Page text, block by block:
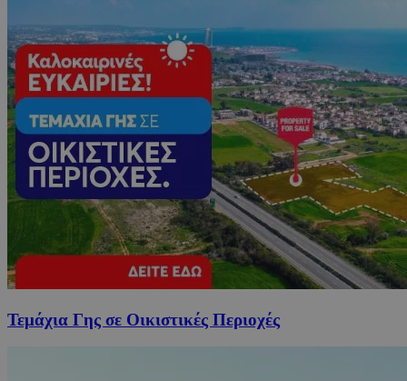
Τεμάχια Γης σε Οικιστικές Περιοχές